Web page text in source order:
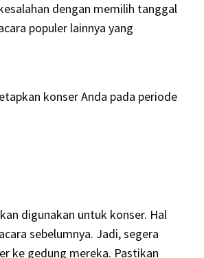
dengan memilih tanggal
populer lainnya yang
konser Anda pada periode
digunakan untuk konser. Hal
sebelumnya. Jadi, segera
ke gedung mereka. Pastikan